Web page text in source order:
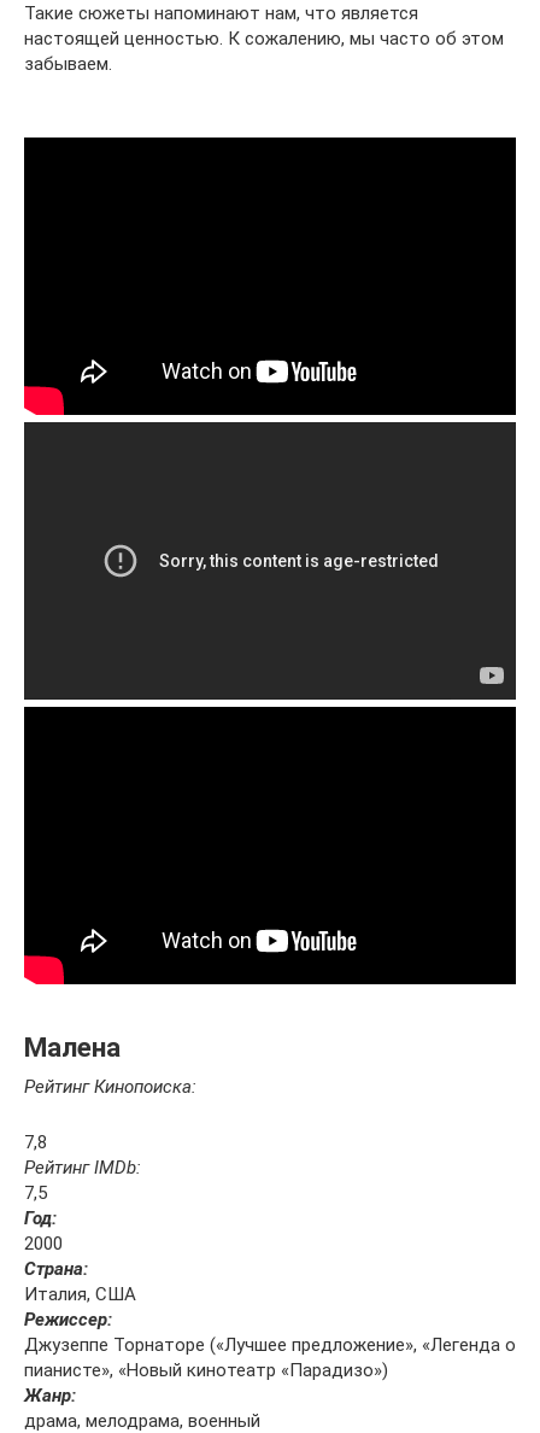
Такие сюжеты напоминают нам, что является
настоящей ценностью. К сожалению, мы часто об этом
забываем.
Малена
Рейтинг Кинопоиска:
7,8
Рейтинг IMDb:
7,5
Год:
2000
Страна:
Италия, США
Режиссер:
Джузеппе Торнаторе («Лучшее предложение», «Легенда о
пианисте», «Новый кинотеатр «Парадизо»)
Жанр:
драма, мелодрама, военный